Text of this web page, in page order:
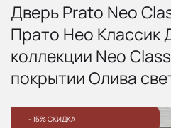
Дверь Prato Neo
Прато Нео Классик
коллекции Neo
покрытии Олива
- 15% СКИДКА